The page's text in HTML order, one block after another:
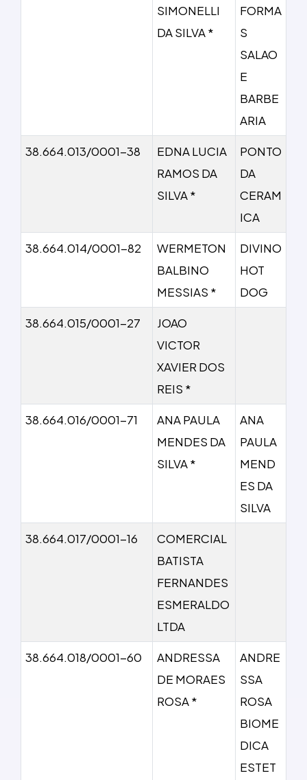
SIMONELLI
DA SILVA *
FORMA
S
SALAO
E
BARBE
ARIA
38.664.013/0001-38
EDNA LUCIA
RAMOS DA
SILVA *
PONTO
DA
CERAM
ICA
38.664.014/0001-82
WERMETON
BALBINO
MESSIAS *
DIVINO
HOT
DOG
38.664.015/0001-27
JOAO
VICTOR
XAVIER DOS
REIS *
38.664.016/0001-71
ANA PAULA
MENDES DA
SILVA *
ANA
PAULA
MEND
ES DA
SILVA
38.664.017/0001-16
COMERCIAL
BATISTA
FERNANDES
ESMERALDO
LTDA
38.664.018/0001-60
ANDRESSA
DE MORAES
ROSA *
ANDRE
SSA
ROSA
BIOME
DICA
ESTET